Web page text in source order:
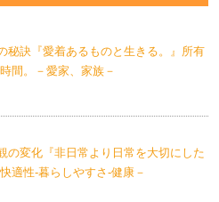
秘訣『愛着あるものと生きる。』所有
間。－愛家、家族－
の変化『非日常より日常を大切にした
適性-暮らしやすさ-健康－